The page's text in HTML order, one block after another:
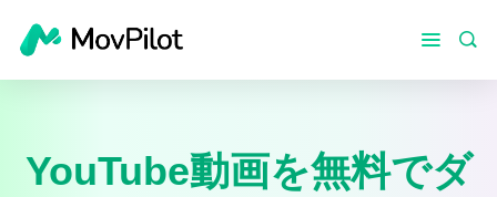
YouTube動画を無料でダ